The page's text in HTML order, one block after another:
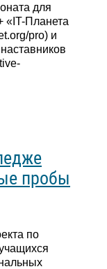
для
«IT-Планета
pro) и
пробы
по